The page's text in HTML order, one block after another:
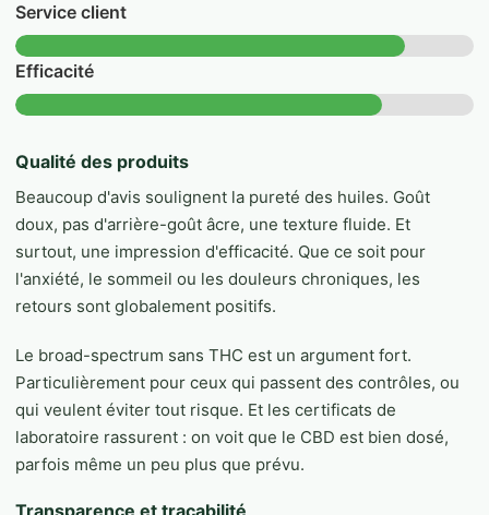
Service client
Efficacité
Qualité des produits
Beaucoup d'avis soulignent la pureté des huiles. Goût
doux, pas d'arrière-goût âcre, une texture fluide. Et
surtout, une impression d'efficacité. Que ce soit pour
l'anxiété, le sommeil ou les douleurs chroniques, les
retours sont globalement positifs.
Le broad-spectrum sans THC est un argument fort.
Particulièrement pour ceux qui passent des contrôles, ou
qui veulent éviter tout risque. Et les certificats de
laboratoire rassurent : on voit que le CBD est bien dosé,
parfois même un peu plus que prévu.
Transparence et traçabilité